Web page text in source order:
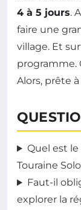
4 à 5 jours.
faire une
village. Et
programme.
Alors, prête
Quel est
Touraine
Faut-il
explorer la